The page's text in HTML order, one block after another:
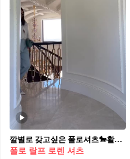
깔별로 갖고싶은 폴로셔츠🐎활용법🌈
폴로 랄프 로렌 셔츠